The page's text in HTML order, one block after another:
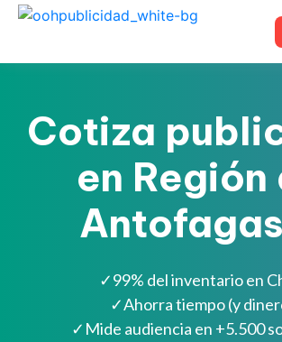
Cotiza
en Región
✓99% del inventario en
✓Ahorra tiempo (y
✓ Mide audiencia en +5.500